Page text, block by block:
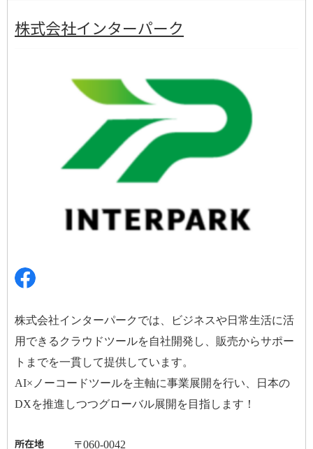
株式会社インターパーク
株式会社インターパークでは、ビジネスや日常生活に活
用できるクラウドツールを自社開発し、販売からサポー
トまでを一貫して提供しています。
AI× ノーコードツールを主軸に事業展開を行い、日本の
DXを推進しつつグローバル展開を目指します！
所在地 〒060-0042